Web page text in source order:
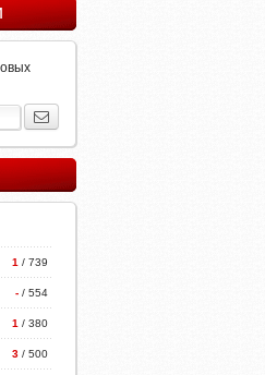
1 / 739
- / 554
1 / 380
3 / 500